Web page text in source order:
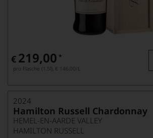
€ 219,00 *
pro Flasche (1.5l), € 146,00/L
2024
Hamilton Russell Chardonnay
HEMEL-EN-AARDE VALLEY
HAMILTON RUSSELL